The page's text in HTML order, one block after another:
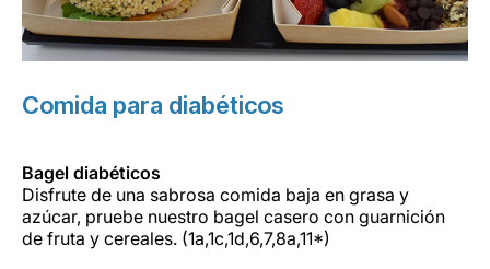
Comida para diabéticos
Bagel diabéticos
Disfrute de una sabrosa comida baja en grasa y
azúcar, pruebe nuestro bagel casero con guarnición
de fruta y cereales. (1a,1c,1d,6,7,8a,11*)